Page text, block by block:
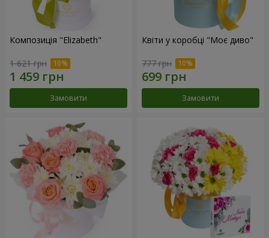
Композиція "Elizabeth"
1 621 грн
Замовити
Квіти у коробці "Моє диво"
777 грн
Замовити